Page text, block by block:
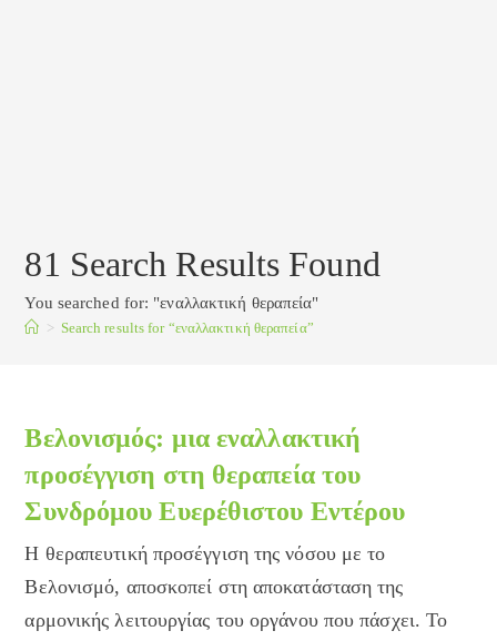
81 Search Results Found
You searched for: "εναλλακτική θεραπεία"
> Search results for“εναλλακτική θεραπεία”
Βελονισμός: μια εναλλακτική
προσέγγιση στη θεραπεία του
Συνδρόμου Ευερέθιστου Εντέρου
Η θεραπευτική προσέγγιση της νόσου με το
Βελονισμό, αποσκοπεί στη αποκατάσταση της
αρμονικής λειτουργίας του οργάνου που πάσχει. Το